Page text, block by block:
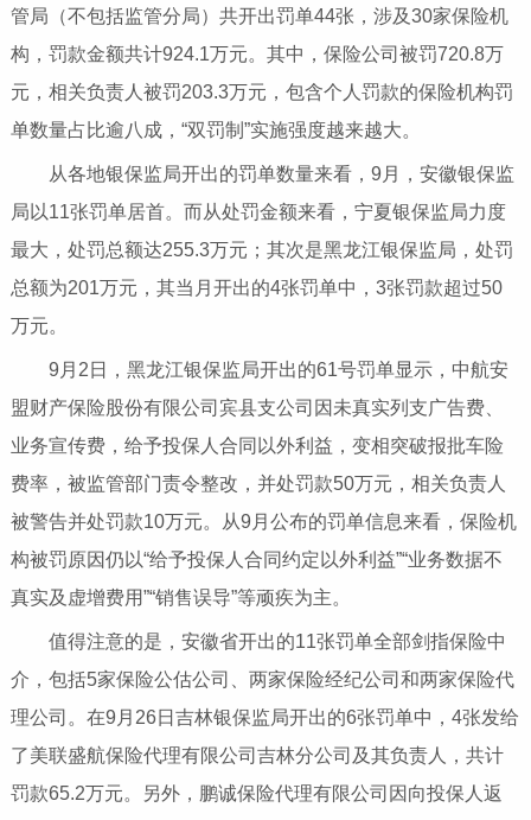
管局（不包括监管分局）共开出罚单44张，涉及30家保险机
构，罚款金额共计924.1万元。其中，保险公司被罚720.8万
元，相关负责人被罚203.3万元，包含个人罚款的保险机构罚
单数量占比逾八成，“双罚制”实施强度越来越大。
从各地银保监局开出的罚单数量来看，9月，安徽银保监
局以11张罚单居首。而从处罚金额来看，宁夏银保监局力度
最大，处罚总额达255.3万元；其次是黑龙江银保监局，处罚
总额为201万元，其当月开出的4张罚单中，3张罚款超过50
万元。
9月2日，黑龙江银保监局开出的61号罚单显示，中航安
盟财产保险股份有限公司宾县支公司因未真实列支广告费、
业务宣传费，给予投保人合同以外利益，变相突破报批车险
费率，被监管部门责令整改，并处罚款50万元，相关负责人
被警告并处罚款10万元。从9月公布的罚单信息来看，保险机
构被罚原因仍以“给予投保人合同约定以外利益”“业务数据不
真实及虚增费用”“销售误导”等顽疾为主。
值得注意的是，安徽省开出的11张罚单全部剑指保险中
介，包括5家保险公估公司、两家保险经纪公司和两家保险代
理公司。在9月26日吉林银保监局开出的6张罚单中，4张发给
了美联盛航保险代理有限公司吉林分公司及其负责人，共计
罚款65.2万元。另外，鹏诚保险代理有限公司因向投保人返